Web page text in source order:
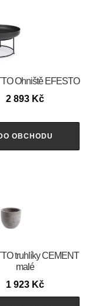
Ohniště EFESTO
2 893 Kč
OBCHODU
truhlíky CEMENT
malé
1 923 Kč